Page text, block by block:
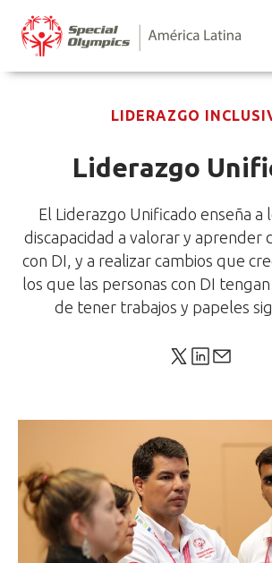
LIDERAZGO
Liderazgo
El Liderazgo Unificado enseña a
discapacidad a valorar y aprender
con DI, y a realizar cambios que
los que las personas con DI
de tener trabajos y papeles